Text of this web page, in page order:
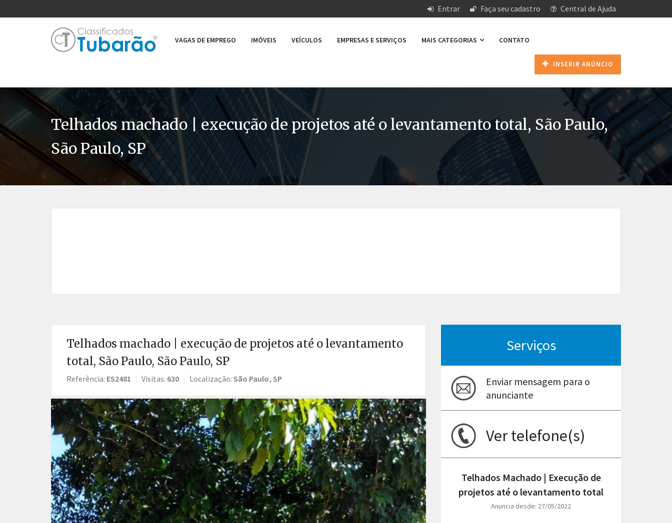
Entrar Faça seu cadastro Central de Ajuda
VAGAS DE EMPREGO IMÓVEIS VEÍCULOS EMPRESAS E SERVIÇOS MAIS CATEGORIAS CONTATO
INSERIR ANÚNCIO
Telhados machado | execução de projetos até o levantamento total, São Paulo,
São Paulo, SP
Telhados machado | execução de projetos até o levantamento
total, São Paulo, São Paulo, SP
Referência: ES2481 Visitas: 630 Localização: São Paulo, SP
Serviços
Enviar mensagem para o
anunciante
Ver telefone(s)
Telhados Machado | Execução de
projetos até o levantamento total
Anuncia desde: 27/05/2022